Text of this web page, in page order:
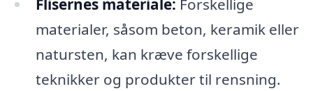
Flisernes materiale: Forskellige
materialer, såsom beton, keramik eller
natursten, kan kræve forskellige
teknikker og produkter til rensning.